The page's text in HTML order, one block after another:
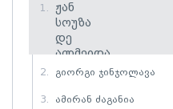
1.
Ჟან
Სოუზა
Დე
Ალმეიდა
6გოლი
2. Გიორგი Ჯინჯოლავა
3. Ამირან Ძაგანია